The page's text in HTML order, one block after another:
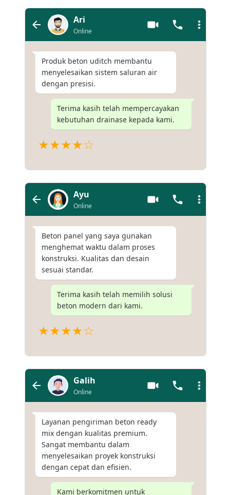
Ari
Online
Produk beton uditch membantu
menyelesaikan sistem saluran air
dengan presisi.
Terima kasih telah mempercayakan
kebutuhan drainase kepada kami.
★★★★☆
Ayu
Online
Beton panel yang saya gunakan
menghemat waktu dalam proses
konstruksi. Kualitas dan desain
sesuai standar.
Terima kasih telah memilih solusi
beton modern dari kami.
★★★★☆
Galih
Online
Layanan pengiriman beton ready
mix dengan kualitas premium.
Sangat membantu dalam
menyelesaikan proyek konstruksi
dengan cepat dan efisien.
Kami berkomitmen untuk